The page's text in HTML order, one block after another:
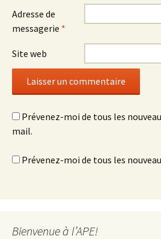
Adresse de
messagerie *
Site web
Prévenez-moi de tous les
mail.
Prévenez-moi de tous les
Bienvenue à l’APE!